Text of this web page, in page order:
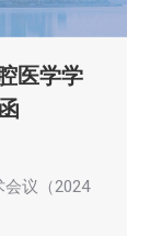
医学学
议（2024